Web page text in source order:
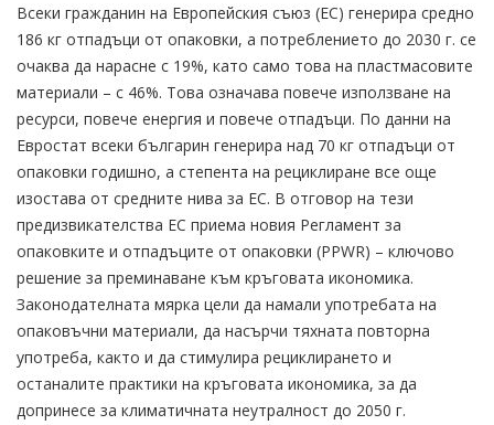
Всеки гражданин на Европейския съюз (ЕС) генерира средно
186 кг отпадъци от опаковки, а потреблението до 2030 г. се
очаква да нарасне с 19%, като само това на пластмасовите
материали – с 46%. Това означава повече използване на
ресурси, повече енергия и повече отпадъци. По данни на
Евростат всеки българин генерира над 70 кг отпадъци от
опаковки годишно, а степента на рециклиране все още
изостава от средните нива за ЕС. В отговор на тези
предизвикателства ЕС приема новия Регламент за
опаковките и отпадъците от опаковки (PPWR) – ключово
решение за преминаване към кръговата икономика.
Законодателната мярка цели да намали употребата на
опаковъчни материали, да насърчи тяхната повторна
употреба, както и да стимулира рециклирането и
останалите практики на кръговата икономика, за да
допринесе за климатичната неутралност до 2050 г.